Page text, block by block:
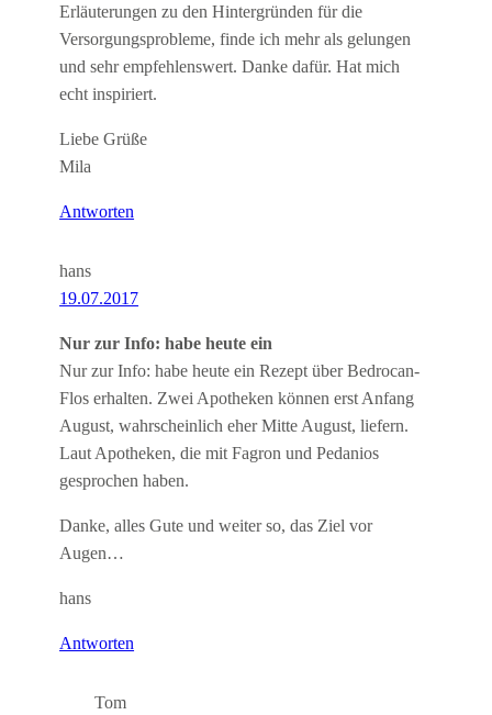
Erläuterungen zu den Hintergründen für die
Versorgungsprobleme, finde ich mehr als gelungen
und sehr empfehlenswert. Danke dafür. Hat mich
echt inspiriert.
Liebe Grüße
Mila
Antworten
hans
19.07.2017
Nur zur Info: habe heute ein
Nur zur Info: habe heute ein Rezept über Bedrocan-
Flos erhalten. Zwei Apotheken können erst Anfang
August, wahrscheinlich eher Mitte August, liefern.
Laut Apotheken, die mit Fagron und Pedanios
gesprochen haben.
Danke, alles Gute und weiter so, das Ziel vor
Augen…
hans
Antworten
Tom